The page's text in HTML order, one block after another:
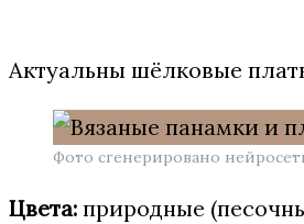
Актуальны шёлковые
Фото сгенерировано
Цвета: природные